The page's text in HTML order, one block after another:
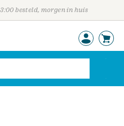
besteld, morgen in huis